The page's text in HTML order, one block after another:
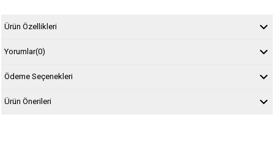
Ürün Özellikleri
Yorumlar(0)
Ödeme Seçenekleri
Ürün Önerileri